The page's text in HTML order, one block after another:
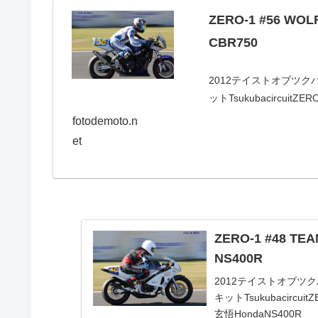
ZERO-1 #56
CBR750
2012テイストオブツク
ット
fotodemoto.n
et
ZERO-1 #48
NS400R
2012テイストオブツ
キット
玄悟HondaNS400R